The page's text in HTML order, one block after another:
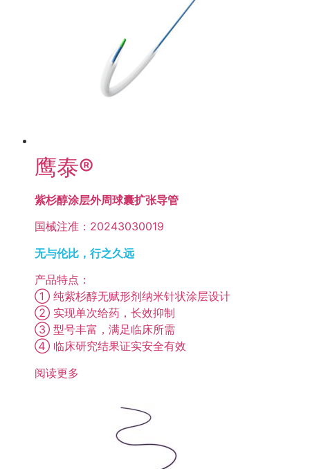
鹰泰®
紫杉醇涂层外周球囊扩张导管
国械注准：20243030019
无与伦比，行之久远
产品特点：
① 纯紫杉醇无赋形剂纳米针状涂层设计
② 实现单次给药，长效抑制
③ 型号丰富，满足临床所需
④ 临床研究结果证实安全有效
阅读更多